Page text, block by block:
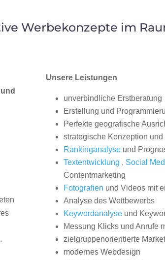
Werbekonzepte im
Unsere Leistungen
unverbindliche Erstberatung
Erstellung und
Perfekte geografische
strategische Konzeption
Rankinganalyseund
Textentwicklung , Social
Contentmarketing
Fotografien und Videos mit
Analyse des Wettbewerbs
Keywordanalyseund
Messung Klicks und Anrufe
zielgruppenorientierte
modernes Webdesign